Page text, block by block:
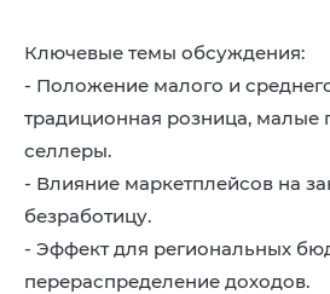
Ключевые темы обсуждения:
- Положение малого и
традиционная розница, малые
селлеры.
- Влияние маркетплейсов на
безработицу.
- Эффект для региональных
перераспределение доходов.